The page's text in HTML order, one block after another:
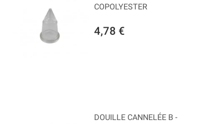
4,78 €
COPOLYESTER
DOUILLE CANNELÉE B -